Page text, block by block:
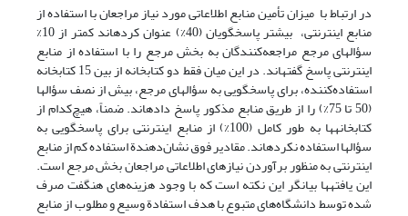
در ارتباط با میزان تأمین منابع اطلاعاتی مورد نیاز مراجعان با استفاده از
منابع اینترنتی، بیشتر پاسخگویان (40%) عنوان کرده­اند کمتر از 10%
سؤالهای مرجع مراجعه‌کنندگان به بخش مرجع را با استفاده از منابع
اینترنتی پاسخ گفته­اند. در این میان فقط دو کتابخانه از بین 15 کتابخانه
استفاده‌کننده، برای پاسخگویی به سؤالهای مرجع، بیش از نصف سؤالها
(50 تا 75%) را از طریق منابع مذکور پاسخ داده­اند. ضمناً، هیچ‌کدام از
کتابخانه­ها به طور کامل (100%) از منابع اینترنتی برای پاسخگویی به
سؤالها استفاده نکرده­اند. مقادیر فوق نشان‌دهندة استفاده کم از منابع
اینترنتی به منظور برآوردن نیازهای اطلاعاتی مراجعان بخش مرجع است.
این یافته­ها بیانگر این نکته است که با وجود هزینه‌های هنگفت صرف
شده توسط دانشگاه‌های متبوع با هدف استفادة وسیع و مطلوب از منابع